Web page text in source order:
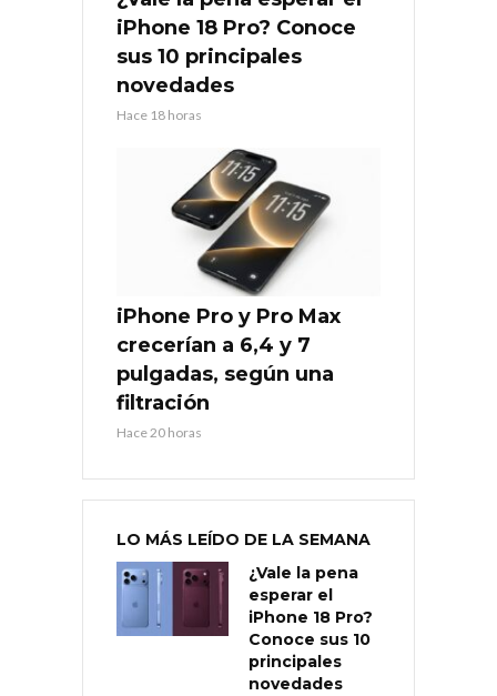
iPhone 18 Pro? Conoce
sus 10 principales
novedades
Hace 18 horas
iPhone Pro y Pro Max
crecerían a 6,4 y 7
pulgadas, según una
filtración
Hace 20 horas
LO MÁS LEÍDO DE LA SEMANA
¿Vale la pena
esperar el
iPhone 18 Pro?
Conoce sus 10
principales
novedades